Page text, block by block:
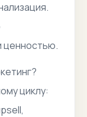
ценностью.
циклу: